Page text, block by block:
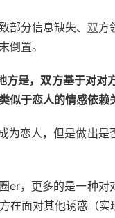
部分信息缺失、 双方
倒置。
方是，双方基于对
似于恋人的情感依赖
为恋人，但是做出
er，更多的是一种
在面对其他诱惑（